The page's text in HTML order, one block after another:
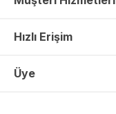
Hızlı Erişim
Üye